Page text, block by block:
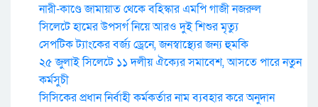
নারী-কাণ্ডে জামায়াত থেকে বহিস্কার এমপি গাজী নজরুল
সিলেটে হামের উপসর্গ নিয়ে আরও দুই শিশুর মৃত্যু
সেপটিক ট্যাংকের বর্জ্য ড্রেনে, জনস্বাস্থ্যের জন্য হুমকি
২৫ জুলাই সিলেটে ১১ দলীয় ঐক্যের সমাবেশ, আসতে পারে নতুন
কর্মসুচী
সিসিকের প্রধান নির্বাহী কর্মকর্তার নাম ব্যবহার করে অনুদান